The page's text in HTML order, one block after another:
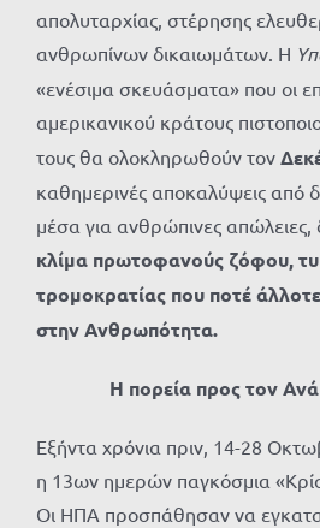
απολυταρχίας, στέρησης
ανθρωπίνων δικαιωμάτων. Η
«ενέσιμα σκευάσματα» που οι
αμερικανικού κράτους
τους θα ολοκληρωθούν τον
καθημερινές αποκαλύψεις από
μέσα για ανθρώπινες απώλειες,
κλίμα πρωτοφανούς ζόφου,
τρομοκρατίας που ποτέ
στην Ανθρωπότητα.
Η πορεία προς τον
Εξήντα χρόνια πριν, 14-28
η 13ων ημερών παγκόσμια
Οι ΗΠΑ προσπάθησαν να